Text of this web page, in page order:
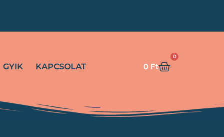
GYIK KAPCSOLAT 0 Ft
0